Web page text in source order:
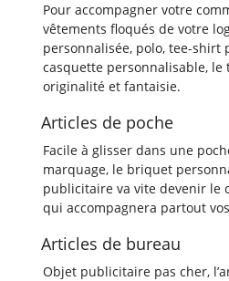
Pour accompagner votre
vêtements floqués de votre
personnalisée, polo, tee-shirt
casquette personnalisable, le
originalité et fantaisie.
Articles de poche
Facile à glisser dans une
marquage, le briquet
publicitaire va vite devenir le
qui accompagnera partout
Articles de bureau
Objet publicitaire pas cher,